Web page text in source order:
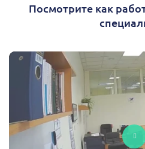
Посмотрите как